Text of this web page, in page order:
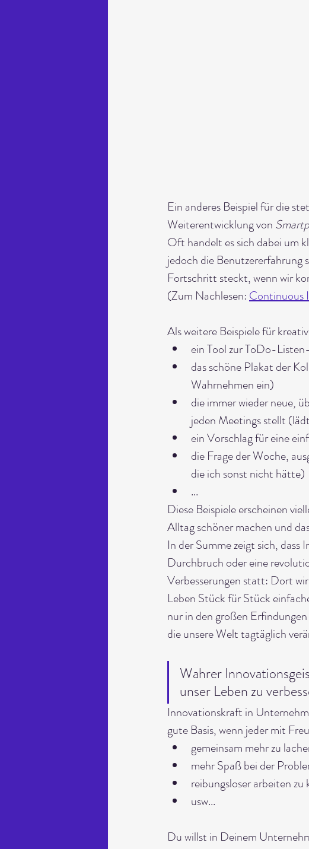
Ein anderes Beispiel für die
Weiterentwicklung von
Oft handelt es sich dabei um
jedoch die Benutzererfahrung
Fortschritt steckt, wenn wir
(Zum Nachlesen: Continuous
Als weitere Beispiele für
ein Tool zur ToDo-
das schöne Plakat der
Wahrnehmen ein)
die immer wieder neue,
jeden Meetings stellt
ein Vorschlag für eine
die Frage der Woche,
die ich sonst nicht hätte)
...
Diese Beispiele erscheinen
Alltag schöner machen und
In der Summe zeigt sich, dass
Durchbruch oder eine
Verbesserungen statt: Dort
Leben Stück für Stück
nur in den großen
die unsere Welt tagtäglich
Wahrer
unser Leben zu
Innovationskraft in
gute Basis, wenn jeder mit
gemeinsam mehr zu
mehr Spaß bei der
reibungsloser arbeiten zu
usw...
Du willst in Deinem